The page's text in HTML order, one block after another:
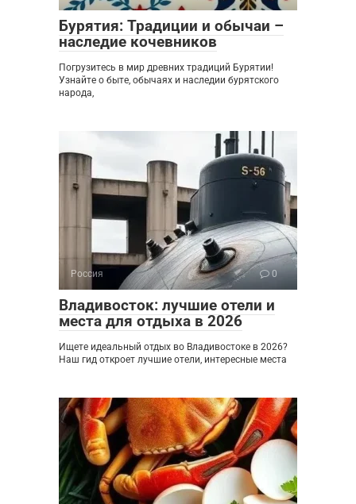
Бурятия: Традиции и обычаи –
наследие кочевников
Погрузитесь в мир древних традиций Бурятии!
Узнайте о быте, обычаях и наследии бурятского
народа,
Россия 0
Владивосток: лучшие отели и
места для отдыха в 2026
Ищете идеальный отдых во Владивостоке в 2026?
Наш гид откроет лучшие отели, интересные места